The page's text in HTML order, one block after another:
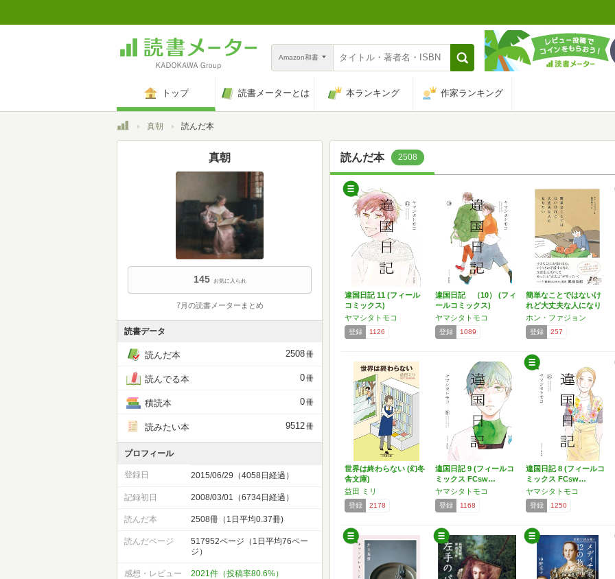
Amazon和書
トップ 読書メーターとは 本ランキング 作家ランキング
トップ真朝 読んだ本
読んだ本 2508
違国日記 11 (フィール
コミックス)
ヤマシタトモコ
登録 1126
違国日記 （10） (フィ
ールコミックス)
ヤマシタトモコ
登録 1089
簡単なことではないけ
れど大丈夫な人になり
たい
ホン・ファジョン
登録 257
世界は終わらない (幻冬
舎文庫)
益田 ミリ
登録 2178
違国日記 9 (フィールコ
ミックス FCsw…
ヤマシタトモコ
登録 1168
違国日記 8 (フィールコ
ミックス FCsw…
ヤマシタトモコ
登録 1250
真朝
145 お気に入られ
7月の読書メーターまとめ
読書データ
読んだ本 2508冊
読んでる本 0冊
積読本 0冊
読みたい本 9512冊
プロフィール
登録日 2015/06/29（4058日経過）
記録初日 2008/03/01（6734日経過）
読んだ本 2508冊（1日平均0.37冊)
読んだページ
517952ページ（1日平均76ペー
ジ）
感想・レビュー 2021件（投稿率80.6%）